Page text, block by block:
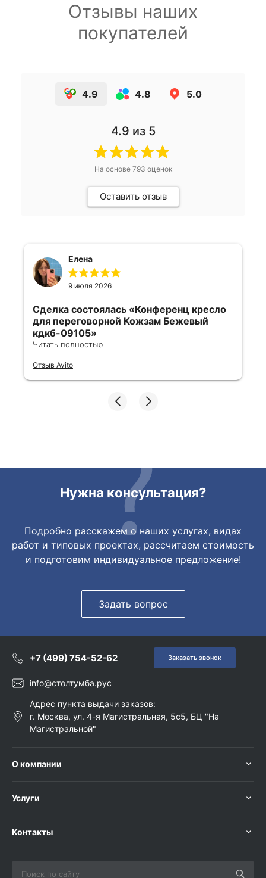
Отзывы наших
покупателей
4.9 4.8 5.0
4.9 из 5
На основе 793 оценок
Оставить отзыв
Елена
9 июля 2026
Сделка состоялась «Конференц кресло
для переговорной Кожзам Бежевый
кдкб-09105»
ответы очень быстрые, всегда на связи.
Все подробно сфотографировали перед
складах их переместили на один. Так же
Читать полностью
Отзыв Avito
Нужна консультация?
Подробно расскажем о наших услугах, видах
работ и типовых проектах, рассчитаем стоимость
и подготовим индивидуальное предложение!
Задать вопрос
+7 (499) 754-52-62 Заказать звонок
info@столтумба.рус
Адрес пункта выдачи заказов:
г. Москва, ул. 4-я Магистральная, 5с5, БЦ "На
Магистральной"
О компании
Услуги
Контакты